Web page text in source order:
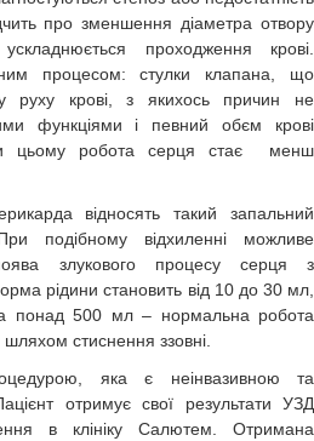
про зменшення діаметра отвору
проходження крові.
процесом: стулки клапана, що
руху крові, з якихось причин не
функціями і певний обєм крові
цьому робота серця стає менш
відносять такий запальний
подібному відхиленні можливе
злукового процесу серця з
рідини становить від 10 до 30 мл,
понад 500 мл – нормальна робота
стиснення ззовні.
яка є неінвазивною та
отримує свої результати УЗД
в клініку Салютем. Отримана